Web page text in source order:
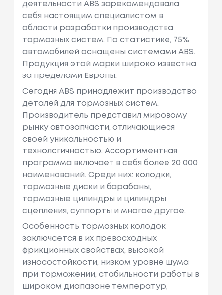
деятельности ABS зарекомендовала
себя настоящим специалистом в
области разработки производства
тормозных систем. По статистике, 75%
автомобилей оснащены системами ABS.
Продукция этой марки широко известна
за пределами Европы.
Сегодня ABS принадлежит производство
деталей для тормозных систем.
Производитель представил мировому
рынку автозапчасти, отличающиеся
своей уникальностью и
технологичностью. Ассортиментная
программа включает в себя более 20 000
наименований. Среди них: колодки,
тормозные диски и барабаны,
тормозные цилиндры и цилиндры
сцепления, суппорты и многое другое.
Особенность тормозных колодок
заключается в их превосходных
фрикционных свойствах, высокой
износостойкости, низком уровне шума
при торможении, стабильности работы в
широком диапазоне температур,